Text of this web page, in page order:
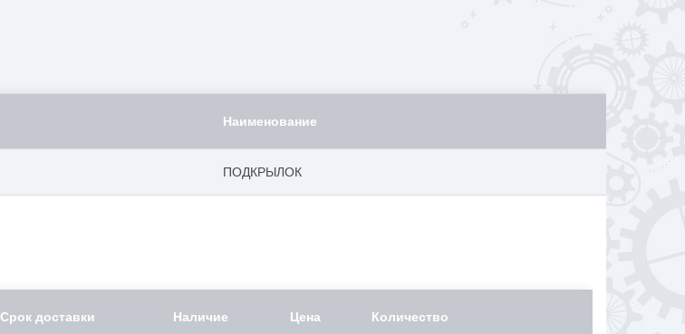
Наименование
ПОДКРЫЛОК
Срок доставки Наличие Цена Количество